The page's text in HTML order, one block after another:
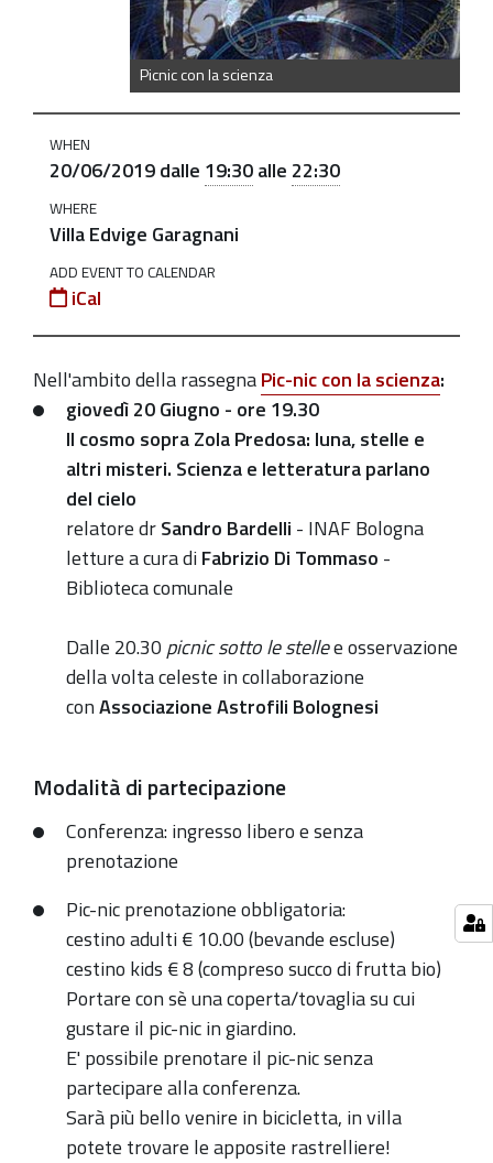
Picnic con la scienza
misteri.
Scienza
letteratura
parlano
del
cielo.
2019-
20T19:30:00+02:00
2019-
20T22:30:00+02:00
Scienza
Villa
Edvige
Garagnani.
Quattro
appuntamenti
giugno
WHEN
20/06/2019dalle 19:30alle 22:30
WHERE
Villa Edvige Garagnani
ADD EVENT TO CALENDAR
iCal
Nell'ambito della rassegnaPic-nic con la scienza:
giovedì 20 Giugno - ore 19.30
Il cosmo sopra Zola Predosa: luna, stelle e
altri misteri. Scienza e letteratura parlano
del cielo
relatore drSandro Bardelli - INAF Bologna
letture a cura diFabrizio Di Tommaso -
Biblioteca comunale
Dalle 20.30 picnic sotto le stellee osservazione
della volta celeste in collaborazione
conAssociazione Astrofili Bolognesi
Modalità di partecipazione
Conferenza: ingresso libero e senza
prenotazione
Pic-nic prenotazione obbligatoria:
cestino adulti € 10.00 (bevande escluse)
cestino kids € 8 (compreso succo di frutta bio)
Portare con sè una coperta/tovaglia su cui
gustare il pic-nic in giardino.
E' possibile prenotare il pic-nic senza
partecipare alla conferenza.
Sarà più bello venire in bicicletta, in villa
potete trovare le apposite rastrelliere!